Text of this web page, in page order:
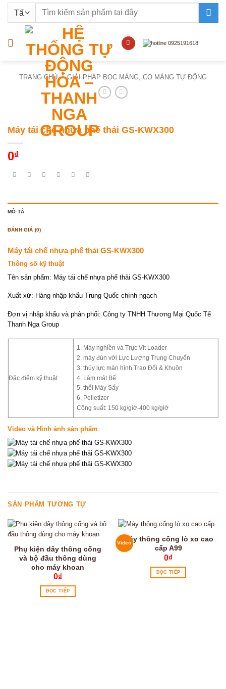
nội
Tìm
TRANG CHỦ / GIẢI PHÁP BỌC MÀNG, CO MÀNG TỰ ĐỘNG
Máy tái chế nhựa phế thải GS-KWX300
0₫
MÔ TẢ
ĐÁNH GIÁ (0)
Máy tái chế nhựa phế thải GS-KWX300
Thông số kỹ thuật
Tên sản phẩm: Máy tái chế nhựa phế thải GS-KWX300
Xuất xứ: Hàng nhập khẩu Trung Quốc chính ngạch
Đơn vị nhập khẩu và phân phối: Công ty TNHH Thương Mại Quốc Tế
Thanh Nga Group
Đặc điểm kỹ thuật
1. Máy nghiền và Trục Vít Loader
2. máy đùn với Lực Lượng Trung Chuyển
3. thủy lực màn hình Trao Đổi & Khuôn
4. Làm mát Bể
5. thổi Máy Sấy
6. Pelletizer
Công suất: 150 kg/giờ-400 kg/giờ
Video và Hình ảnh sản phẩm
SẢN PHẨM TƯƠNG TỰ
Phụ kiện dây thông cống
và bộ đầu thông dùng
cho máy khoan
0₫
ĐỌC TIẾP
VideoMáy thông cống lò xo cao
cấp A99
0₫
ĐỌC TIẾP